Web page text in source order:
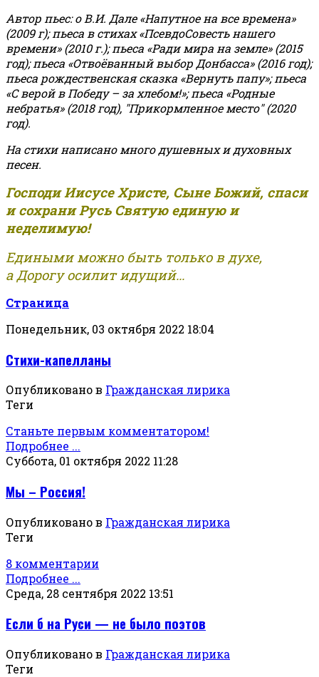
Автор пьес: о В.И. Дале «Напутное на все времена»
(2009 г); пьеса в стихах «ПсевдоСовесть нашего
времени» (2010 г.); пьеса «Ради мира на земле» (2015
год); пьеса «Отвоёванный выбор Донбасса» (2016 год);
пьеса рождественская сказка «Вернуть папу»; пьеса
«С верой в Победу – за хлебом!»;пьеса «Родные
небратья» (2018 год), "Прикормленное место" (2020
год).
На стихи написано много душевных и духовных
песен.
Господи Иисусе Христе, Сыне Божий, спаси
и сохрани Русь Святую единую и
неделимую!
Едиными можно быть только в духе,
а Дорогу осилит идущий...
Страница
Понедельник, 03 октября 2022 18:04
Стихи-капелланы
Опубликовано в Гражданская лирика
Теги
Станьте первым комментатором!
Подробнее ...
Суббота, 01 октября 2022 11:28
Мы – Россия!
Опубликовано в Гражданская лирика
Теги
8 комментарии
Подробнее ...
Среда, 28 сентября 2022 13:51
Если б на Руси — не было поэтов
Опубликовано в Гражданская лирика
Теги